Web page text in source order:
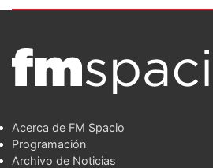
Acerca de FM Spacio
Programación
Archivo de Noticias